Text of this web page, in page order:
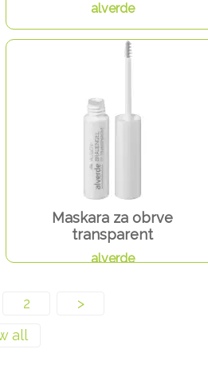
alverde
Maskara za obrve
transparent
alverde
2 >